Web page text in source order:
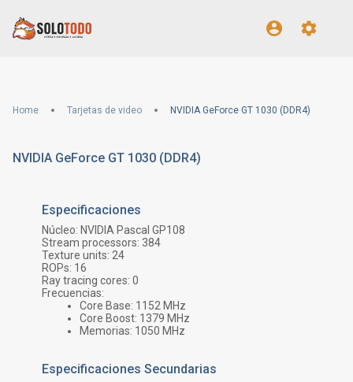
Home Tarjetas de video NVIDIA GeForce GT 1030 (DDR4)
NVIDIA GeForce GT 1030 (DDR4)
Especificaciones
Núcleo: NVIDIA Pascal GP108
Stream processors: 384
Texture units: 24
ROPs: 16
Ray tracing cores: 0
Frecuencias:
Core Base: 1152 MHz
Core Boost: 1379 MHz
Memorias: 1050 MHz
Especificaciones Secundarias